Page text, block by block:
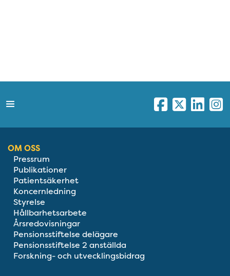
OM OSS
Pressrum
Publikationer
Patientsäkerhet
Koncernledning
Styrelse
Hållbarhetsarbete
Årsredovisningar
Pensionsstiftelse delägare
Pensionsstiftelse 2 anställda
Forskning- och utvecklingsbidrag